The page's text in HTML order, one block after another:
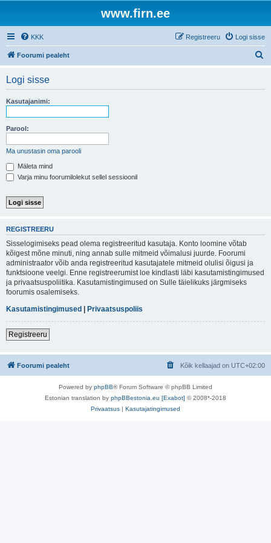
www.firn.ee
KKK Logi sisse
Registreeru
Foorumi pealeht
Logi sisse
Kasutajanimi:
Parool:
Ma unustasin oma parooli
Mäleta mind
Varja minu foorumilolekut sellel sessioonil
REGISTREERU
Sisselogimiseks pead olema registreeritud kasutaja. Konto loomine võtab
kõigest mõne minuti, ning annab sulle mitmeid võimalusi juurde. Foorumi
administraator võib anda registreeritud kasutajatele mitmeid olulisi õigusi ja
funktsioone veelgi. Enne registreerumist loe kindlasti läbi kasutamistingimused
ja privaatsuspoliitika. Kasutamistingimused on Sulle täielikuks järgmiseks
foorumis osalemiseks.
Kasutamistingimused | Privaatsuspoliis
Registreeru
Foorumi pealeht Kõik kellaajad on UTC+02:00
Powered by phpBB® Forum Software © phpBB Limited
Estonian translation by phpBBestonia.eu [Exabot] © 2008*-2018
Privaatsus | Kasutajatingimused